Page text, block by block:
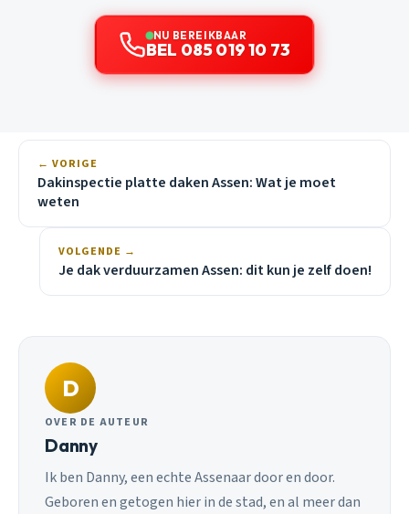
NU BEREIKBAAR
BEL 085 019 10 73
← VORIGE
Dakinspectie platte daken Assen: Wat je moet
weten
VOLGENDE →
Je dak verduurzamen Assen: dit kun je zelf doen!
D
OVER DE AUTEUR
Danny
Ik ben Danny, een echte Assenaar door en door.
Geboren en getogen hier in de stad, en al meer dan